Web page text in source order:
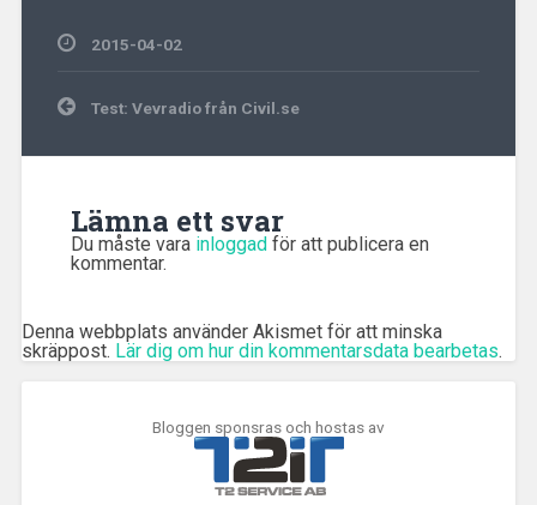
2015-04-02
Inläggsnavigering
Test: Vevradio från Civil.se
Lämna ett svar
Du måste vara inloggad för att publicera en
kommentar.
Denna webbplats använder Akismet för att minska
skräppost. Lär dig om hur din kommentarsdata bearbetas.
Bloggen sponsras och hostas av